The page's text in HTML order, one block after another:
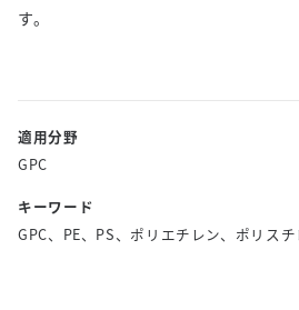
す。
適用分野
GPC
キーワード
GPC、PE、PS、ポリエチレン、ポリスチ